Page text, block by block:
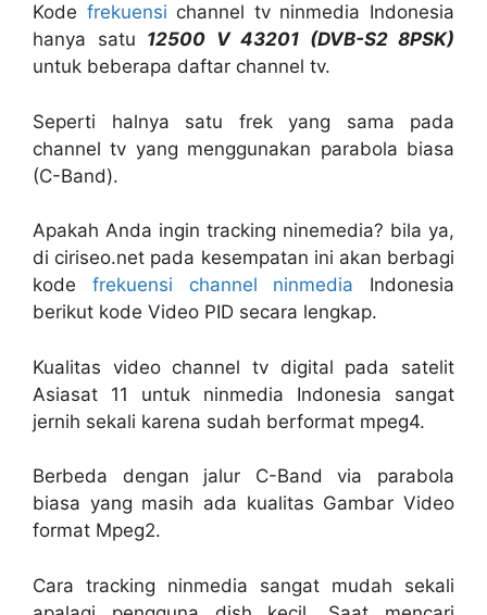
Kode frekuensi channel tv ninmedia Indonesia
hanya satu 12500 V 43201 (DVB-S2 8PSK)
untuk beberapa daftar channel tv.
Seperti halnya satu frek yang sama pada
channel tv yang menggunakan parabola biasa
(C-Band).
Apakah Anda ingin tracking ninemedia? bila ya,
di ciriseo.net pada kesempatan ini akan berbagi
kode frekuensi channel ninmedia Indonesia
berikut kode Video PID secara lengkap.
Kualitas video channel tv digital pada satelit
Asiasat 11 untuk ninmedia Indonesia sangat
jernih sekali karena sudah berformat mpeg4.
Berbeda dengan jalur C-Band via parabola
biasa yang masih ada kualitas Gambar Video
format Mpeg2.
Cara tracking ninmedia sangat mudah sekali